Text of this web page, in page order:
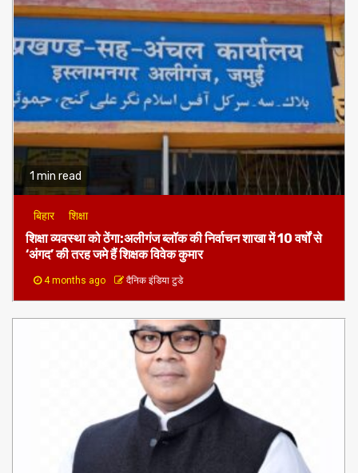
1 min read
बिहार शिक्षा
शिक्षा व्यवस्था को ठेंगा:अलीगंज ब्लॉक की निर्वाचन शाखा में 10 वर्षों से
‘अंगद’ की तरह जमे हैं शिक्षक विवेक कुमार
4 months ago दैनिक इंडिया टुडे